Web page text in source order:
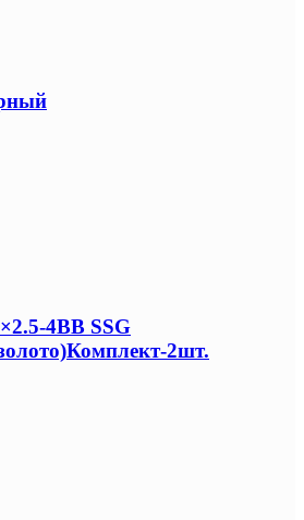
4BB SSG
2шт.